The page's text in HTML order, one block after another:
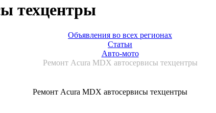
техцентры
Объявления во всех регионах
Статьи
Авто-мото
Ремонт Acura MDX автосервисы техцентры
Ремонт Acura MDX автосервисы техцентры